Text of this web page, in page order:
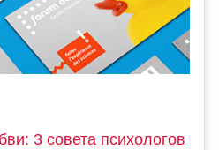
3 совета психологов